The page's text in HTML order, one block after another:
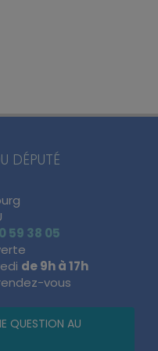
DÉPUTÉ
59 38 05
de 9h à 17h
vous
QUESTION AU